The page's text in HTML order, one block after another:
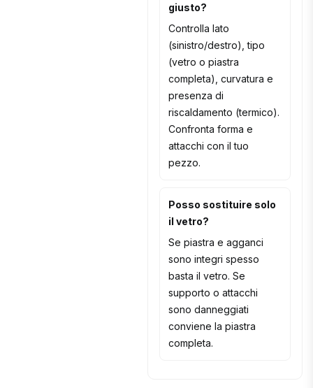
giusto?
Controlla lato
(sinistro/destro), tipo
(vetro o piastra
completa), curvatura e
presenza di
riscaldamento (termico).
Confronta forma e
attacchi con il tuo
pezzo.
Posso sostituire solo
il vetro?
Se piastra e agganci
sono integri spesso
basta il vetro. Se
supporto o attacchi
sono danneggiati
conviene la piastra
completa.